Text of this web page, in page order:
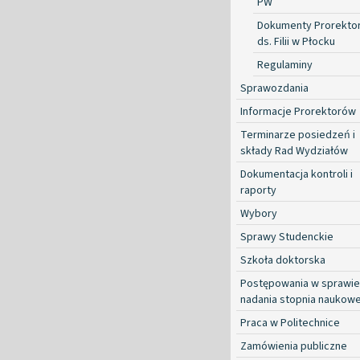
Dokumenty
ds. Filii w Płocku
Regulaminy
Sprawozdania
Informacje Prorektorów
Terminarze posiedzeń i
składy Rad Wydziałów
Dokumentacja kontroli i
raporty
Wybory
Sprawy Studenckie
Szkoła doktorska
Postępowania w sprawie
nadania stopnia
Praca w Politechnice
Zamówienia publiczne